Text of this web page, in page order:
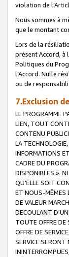
violation de
Nous sommes à
que le montant
Lors de la
présent Accord, à
Politiques du
l’Accord. Nulle
ou de
7.Exclusion
LE PROGRAMME
LIEN, TOUT
CONTENU
LA
INFORMATIONS
CADRE DU
DISPONIBLES ».
QU’ELLE SOIT
ET NOUS-MÊMES
DE VALEUR
DECOULANT
TOUTE OFFRE DE
OFFRE DE
SERVICE SERONT